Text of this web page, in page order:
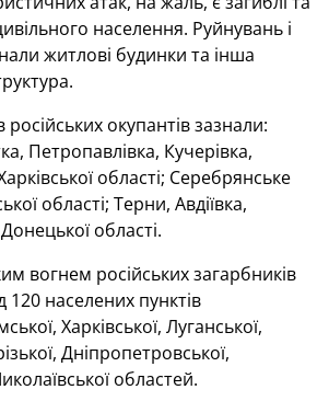
населення. Руйнувань і
житлові будинки та інша
російських окупантів зазнали:
Петропавлівка, Кучерівка,
області; Серебрянське
області; Терни, Авдіївка,
області.
вогнем російських загарбників
населених пунктів
Харківської, Луганської,
Дніпропетровської,
областей.